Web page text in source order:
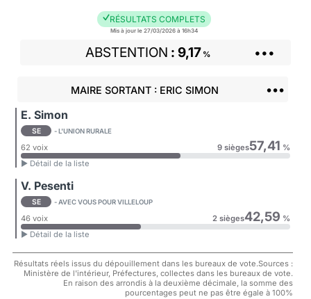
RÉSULTATS COMPLETS
Mis à jour le 27/03/2026 à 16h34
ABSTENTION 9,17 % •••
MAIRE SORTANT : ERIC SIMON •••
E. Simon
SE - L'UNION RURALE
62 voix 9 sièges57,41 %
► Détail de la liste
V. Pesenti
SE - AVEC VOUS POUR VILLELOUP
46 voix 2 sièges42,59 %
► Détail de la liste
Résultats réels issus du dépouillement dans les bureaux de vote.Sources :
Ministère de l'intérieur, Préfectures, collectes dans les bureaux de vote.
En raison des arrondis à la deuxième décimale, la somme des
pourcentages peut ne pas être égale à 100%